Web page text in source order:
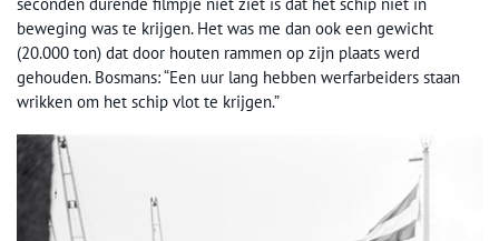
beweging was te krijgen. Het was me dan ook een gewicht
(20.000 ton) dat door houten rammen op zijn plaats werd
gehouden. Bosmans: “Een uur lang hebben werfarbeiders staan
wrikken om het schip vlot te krijgen.”